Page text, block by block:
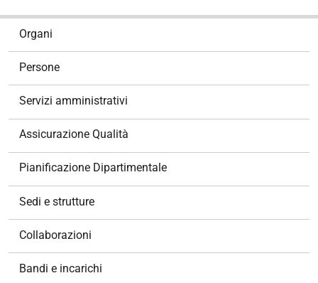
Organi
Persone
Servizi amministrativi
Assicurazione Qualità
Pianificazione Dipartimentale
Sedi e strutture
Collaborazioni
Bandi e incarichi